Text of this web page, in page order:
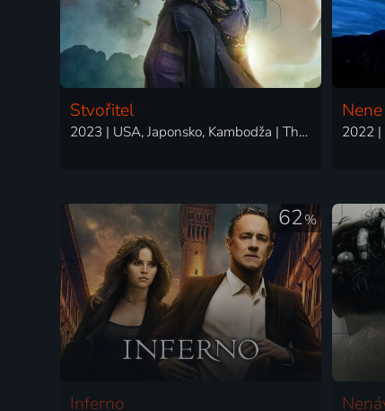
Stvořitel
2023 | USA, Japonsko, Kambodža | Thriller, Akční, Dobrodružný, Drama, Science Fiction
Nene
62%
Inferno